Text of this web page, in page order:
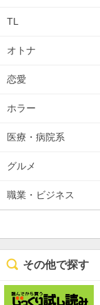
TL
オトナ
恋愛
ホラー
医療・病院系
グルメ
職業・ビジネス
その他で探す